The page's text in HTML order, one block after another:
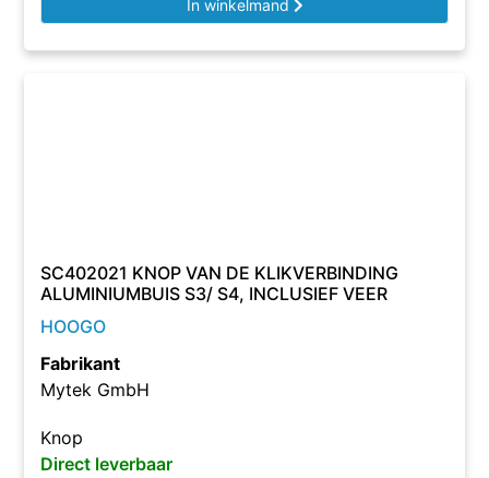
In winkelmand
SC402021 KNOP VAN DE KLIKVERBINDING
ALUMINIUMBUIS S3/ S4, INCLUSIEF VEER
HOOGO
Fabrikant
Mytek GmbH
Knop
Direct leverbaar